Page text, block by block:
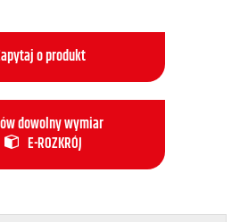
o produkt
dowolny wymiar
E-ROZKRÓJ